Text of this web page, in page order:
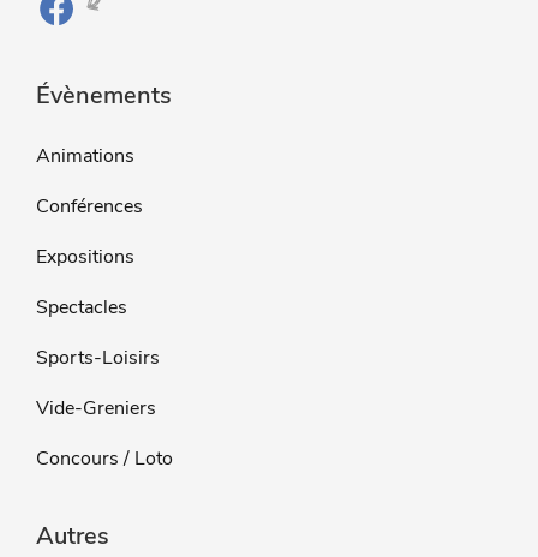
Évènements
Animations
Conférences
Expositions
Spectacles
Sports-Loisirs
Vide-Greniers
Concours / Loto
Autres